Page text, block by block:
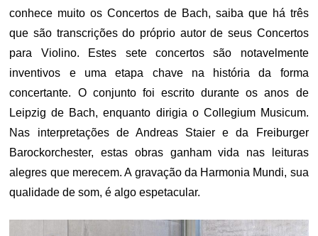
conhece muito os Concertos de Bach, saiba que há três
que são transcrições do próprio autor de seus Concertos
para Violino. Estes sete concertos são notavelmente
inventivos e uma etapa chave na história da forma
concertante. O conjunto foi escrito durante os anos de
Leipzig de Bach, enquanto dirigia o Collegium Musicum.
Nas interpretações de Andreas Staier e da Freiburger
Barockorchester, estas obras ganham vida nas leituras
alegres que merecem. A gravação da Harmonia Mundi, sua
qualidade de som, é algo espetacular.